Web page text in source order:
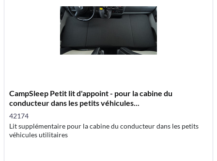
CampSleep Petit lit d'appoint - pour la cabine du
conducteur dans les petits véhicules...
42174
Lit supplémentaire pour la cabine du conducteur dans les petits
véhicules utilitaires